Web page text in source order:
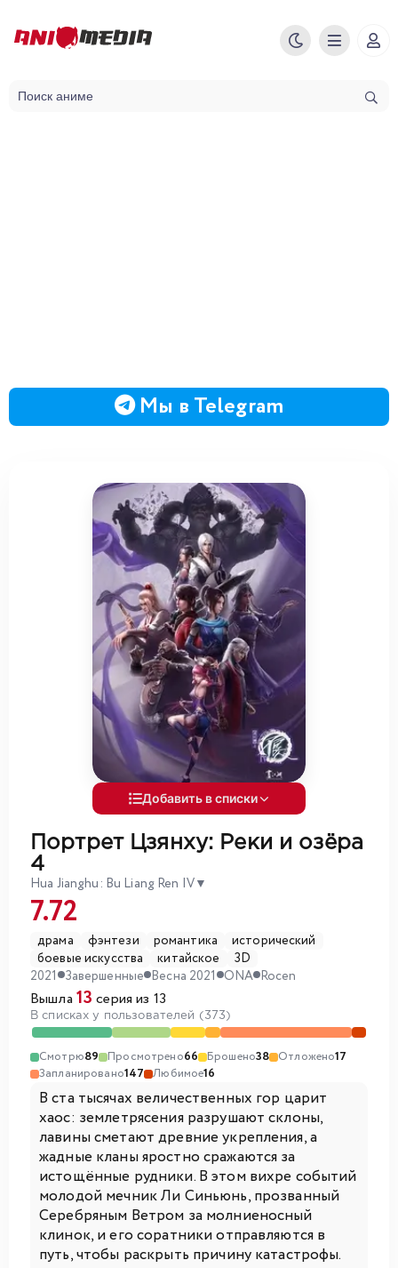
Мы в Telegram
Добавить в списки
Портрет Цзянху: Реки и озёра
4
Hua Jianghu: Bu Liang Ren IV▼
7.72
драма фэнтези романтика
исторический
боевые искусства
китайское
3D
2021 Завершенные Весна 2021 ONA Rocen
Вышла 13 серия из 13
В списках у пользователей (373)
Смотрю89 Просмотрено66 Брошено38 Отложено17
Запланировано147 Любимое16
В ста тысячах величественных гор царит
хаос: землетрясения разрушают склоны,
лавины сметают древние укрепления, а
жадные кланы яростно сражаются за
истощённые рудники. В этом вихре событий
молодой мечник Ли Синьюнь, прозванный
Серебряным Ветром за молниеносный
клинок, и его соратники отправляются в
путь, чтобы раскрыть причину катастрофы.